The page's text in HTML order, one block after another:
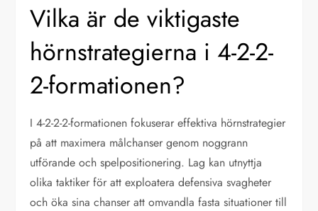
Vilka är de viktigaste
hörnstrategierna i 4-2-2-
2-formationen?
I 4-2-2-2-formationen fokuserar effektiva hörnstrategier
på att maximera målchanser genom noggrann
utförande och spelpositionering. Lag kan utnyttja
olika taktiker för att exploatera defensiva svagheter
och öka sina chanser att omvandla fasta situationer till